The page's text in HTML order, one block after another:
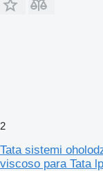
2
Tata sistemi
viscoso para Tata